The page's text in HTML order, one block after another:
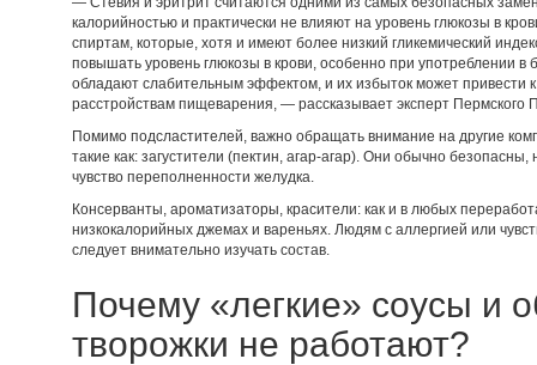
калорийностью и практически не влияют на уровень глюкозы в
спиртам, которые, хотя и имеют более низкий гликемический
повышать уровень глюкозы в крови, особенно при употреблении в
обладают слабительным эффектом, и их избыток может привести
расстройствам пищеварения, — рассказывает эксперт Пермского
Помимо подсластителей, важно обращать внимание на другие
такие как: загустители (пектин, агар-агар). Они обычно
чувство переполненности желудка.
Консерванты, ароматизаторы, красители: как и в любых
низкокалорийных джемах и вареньях. Людям с аллергией или
следует внимательно изучать состав.
Почему «легкие» соусы и
творожки не работают?